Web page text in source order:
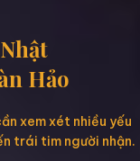
Hảo
xem xét nhiều yếu
trái tim người nhận.